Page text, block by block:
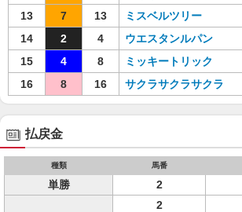
13
7 13 ミスベルツリー
14
2 4 ウエスタンルパン
15
4 8 ミッキートリック
16
8 16 サクラサクラサクラ
払戻金
種類 馬番
単勝 2
2